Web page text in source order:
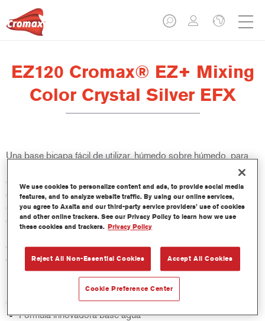
EZ120 Cromax® EZ+ Mixing
Color Crystal Silver EFX
Una base bicapa fácil de utilizar, húmedo sobre húmedo, para
un excelente rendimiento de color, versatilidad y valor. Buena
cubrición, fácil difuminado y excelente control del efecto hacen
que todas las reparaciones sean más fáciles y rápidas. También
ofrece acceso a una base de datos constantemente actualizada
de más de 100 000 fórmulas de colores sólidos, metalizados y
perlados. Y sus innovadoras botellas comprimibles aseguran
dosis más precisas y minimizan el desperdicio. Cromax EZ+ es
el nuevo estándar para el rendimiento y la eficacia de una base
bicapa al agua.
Características del producto
Fórmula innovadora base agua
We use cookies to personalize content and ads, to provide social media
features, and to analyze website traffic. By using our online services,
you agree to Axalta and our third-party service providers’ use of cookies
and other online trackers. See our Privacy Policy to learn how we use
these cookies and trackers. Privacy Policy
Reject All Non-Essential Cookies Accept All Cookies
Cookie Preference Center